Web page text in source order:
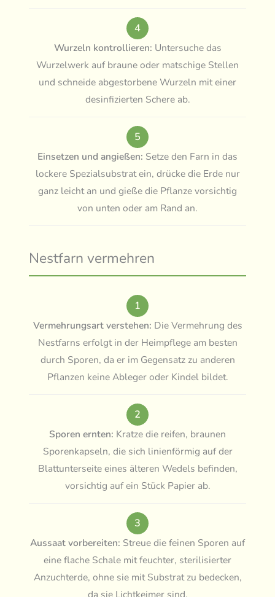
4
Wurzeln kontrollieren: Untersuche das
Wurzelwerk auf braune oder matschige Stellen
und schneide abgestorbene Wurzeln mit einer
desinfizierten Schere ab.
5
Einsetzen und angießen: Setze den Farn in das
lockere Spezialsubstrat ein, drücke die Erde nur
ganz leicht an und gieße die Pflanze vorsichtig
von unten oder am Rand an.
Nestfarn vermehren
1
Vermehrungsart verstehen: Die Vermehrung des
Nestfarns erfolgt in der Heimpflege am besten
durch Sporen, da er im Gegensatz zu anderen
Pflanzen keine Ableger oder Kindel bildet.
2
Sporen ernten: Kratze die reifen, braunen
Sporenkapseln, die sich linienförmig auf der
Blattunterseite eines älteren Wedels befinden,
vorsichtig auf ein Stück Papier ab.
3
Aussaat vorbereiten: Streue die feinen Sporen auf
eine flache Schale mit feuchter, sterilisierter
Anzuchterde, ohne sie mit Substrat zu bedecken,